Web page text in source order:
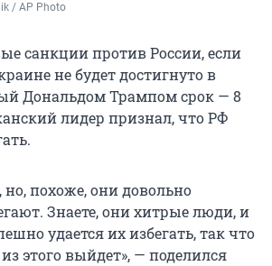
/ AP Photo
санкции против России, если
не будет достигнуто в
Дональдом Трампом срок — 8
лидер признал, что РФ
но, похоже, они довольно
Знаете, они хитрые люди, и
удается их избегать, так что
этого выйдет», — поделился